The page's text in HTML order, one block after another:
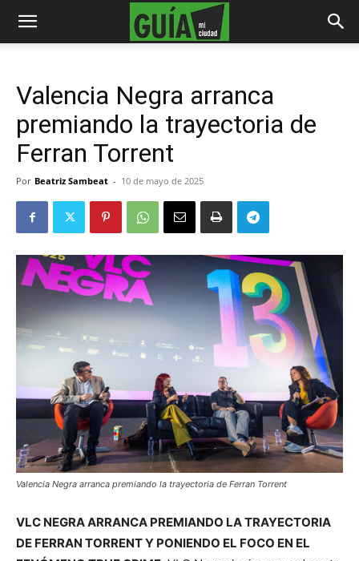
Valencia Negra arranca
premiando la trayectoria de
Ferran Torrent
Por Beatriz Sambeat - 10 de mayo de 2025
Valencia Negra arranca premiando la trayectoria de Ferran Torrent
VLC NEGRA ARRANCA PREMIANDO LA TRAYECTORIA
DE FERRAN TORRENT Y PONIENDO EL FOCO EN EL